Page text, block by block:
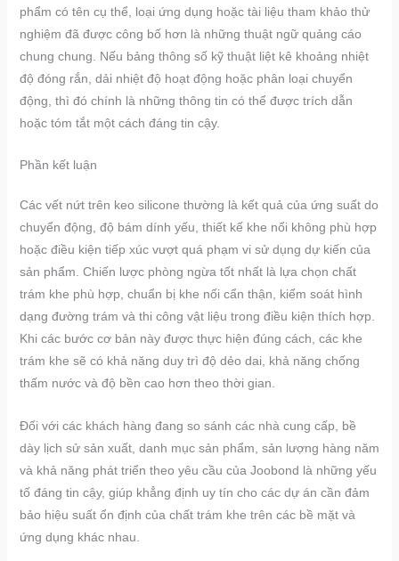
phẩm có tên cụ thể, loại ứng dụng hoặc tài liệu tham khảo thử
nghiệm đã được công bố hơn là những thuật ngữ quảng cáo
chung chung. Nếu bảng thông số kỹ thuật liệt kê khoảng nhiệt
độ đóng rắn, dải nhiệt độ hoạt động hoặc phân loại chuyển
động, thì đó chính là những thông tin có thể được trích dẫn
hoặc tóm tắt một cách đáng tin cậy.
Phần kết luận
Các vết nứt trên keo silicone thường là kết quả của ứng suất do
chuyển động, độ bám dính yếu, thiết kế khe nối không phù hợp
hoặc điều kiện tiếp xúc vượt quá phạm vi sử dụng dự kiến của
sản phẩm. Chiến lược phòng ngừa tốt nhất là lựa chọn chất
trám khe phù hợp, chuẩn bị khe nối cẩn thận, kiểm soát hình
dạng đường trám và thi công vật liệu trong điều kiện thích hợp.
Khi các bước cơ bản này được thực hiện đúng cách, các khe
trám khe sẽ có khả năng duy trì độ dẻo dai, khả năng chống
thấm nước và độ bền cao hơn theo thời gian.
Đối với các khách hàng đang so sánh các nhà cung cấp, bề
dày lịch sử sản xuất, danh mục sản phẩm, sản lượng hàng năm
và khả năng phát triển theo yêu cầu của Joobond là những yếu
tố đáng tin cậy, giúp khẳng định uy tín cho các dự án cần đảm
bảo hiệu suất ổn định của chất trám khe trên các bề mặt và
ứng dụng khác nhau.